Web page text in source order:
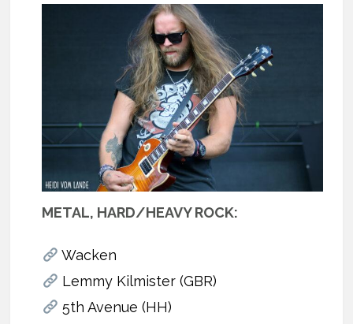
METAL, HARD/HEAVY ROCK:
Wacken
Lemmy Kilmister (GBR)
5th Avenue (HH)